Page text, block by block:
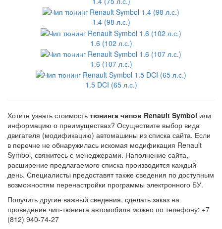
1.4 (98 л.с.)
1.6 (102 л.с.)
1.6 (107 л.с.)
1.5 DCI (65 л.с.)
Хотите узнать стоимость тюнинга чипов Renault Symbol или
информацию о преимуществах? Осуществите выбор вида
двигателя (модификацию) автомашины из списка сайта. Если
в перечне не обнаружилась искомая модификация Renault
Symbol, свяжитесь с менеджерами. Наполнение сайта,
расширение предлагаемого списка производится каждый
день. Специалисты предоставят также сведения по доступным
возможностям перенастройки программы электронного БУ.
Получить другие важный сведения, сделать заказ на
проведение чип-тюнинга автомобиля можно по телефону: +7
(812) 940-74-27